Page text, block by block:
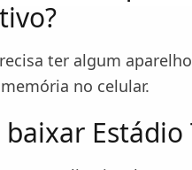
ter algum
no celular.
Estádio